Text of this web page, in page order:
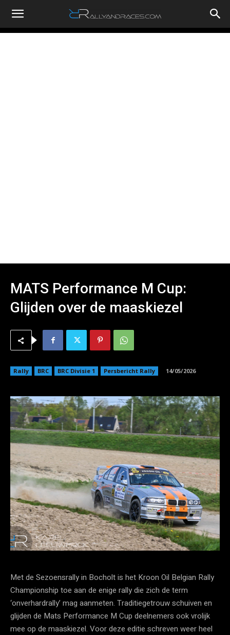
RallyandRaces.com
MATS Performance M Cup:
Glijden over de maaskiezel
Rally BRC BRC Divisie 1 Persbericht Rally 14/05/2026
Met de Sezoensrally in Bocholt is het Kroon Oil Belgian Rally
Championship toe aan de enige rally die zich de term
‘onverhardrally’ mag aanmeten. Traditiegetrouw schuiven en
glijden de Mats Performance M Cup deelnemers ook vrolijk
mee op de maaskiezel. Voor deze editie schreven weer heel